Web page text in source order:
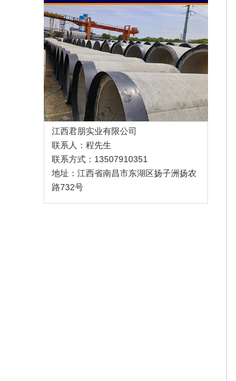
江西君朋实业有限公司
联系人：程先生
联系方式：13507910351
地址：江西省南昌市东湖区扬子洲扬农
路732号